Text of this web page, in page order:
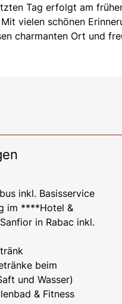
Tag erfolgt am
vielen schönen
charmanten Ort und
inkl. Basisservice
im ****Hotel &
in Rabac inkl.
beim
und Wasser)
& Fitness